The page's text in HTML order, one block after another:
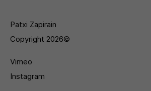
Patxi Zapirain
Copyright 2026©
Vimeo
Instagram